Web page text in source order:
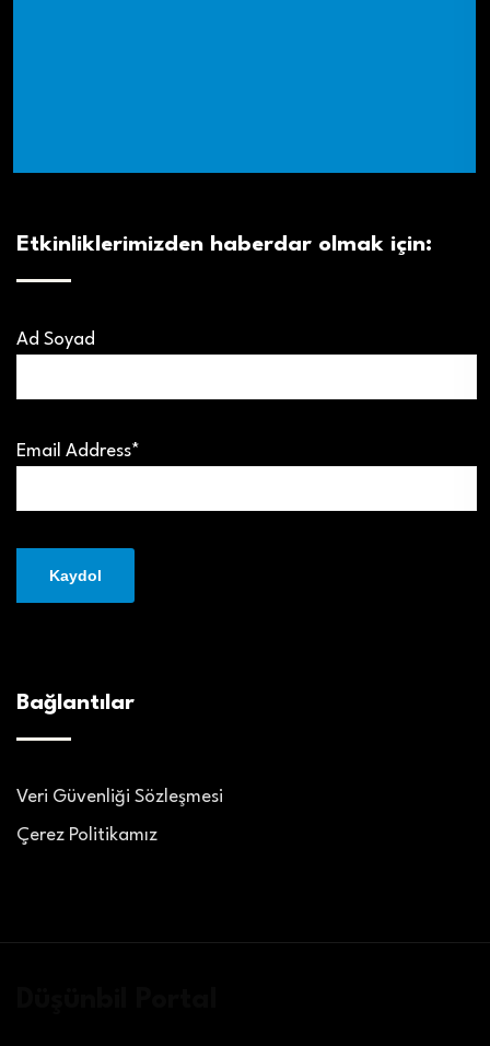
Etkinliklerimizden haberdar olmak için:
Ad Soyad
Email Address*
Bağlantılar
Veri Güvenliği Sözleşmesi
Çerez Politikamız